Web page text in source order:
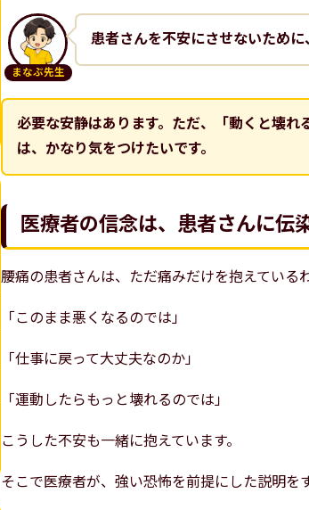
まなぶ先生
患者さんを不安にさせないために
必要な安静はあります。ただ、「動くと壊
は、かなり気をつけたいです。
医療者の信念は、患者さんに伝
腰痛の患者さんは、ただ痛みだけを抱えている
「このまま悪くなるのでは」
「仕事に戻って大丈夫なのか」
「運動したらもっと壊れるのでは」
こうした不安も一緒に抱えています。
そこで医療者が、強い恐怖を前提にした説明を